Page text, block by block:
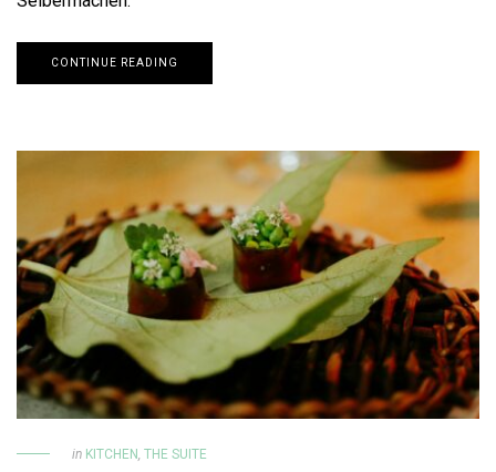
CONTINUE READING
in KITCHEN, THE SUITE